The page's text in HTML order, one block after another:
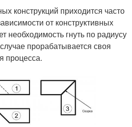
конструкций приходится часто
от конструктивных
необходимость гнуть по радиусу
прорабатывается своя
процесса.